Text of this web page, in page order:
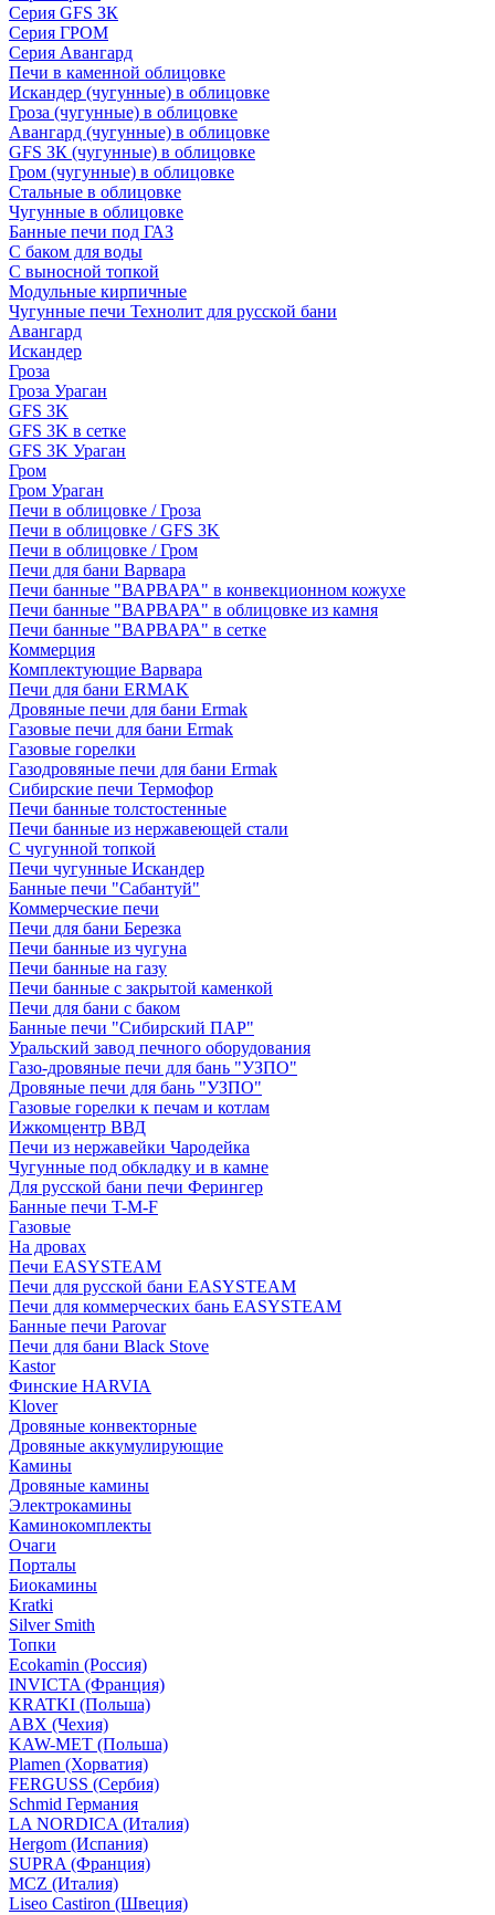
Серия GFS ЗК
Серия ГРОМ
Серия Авангард
Печи в каменной облицовке
Искандер (чугунные) в облицовке
Гроза (чугунные) в облицовке
Авангард (чугунные) в облицовке
GFS ЗК (чугунные) в облицовке
Гром (чугунные) в облицовке
Стальные в облицовке
Чугунные в облицовке
Банные печи под ГАЗ
С баком для воды
С выносной топкой
Модульные кирпичные
Чугунные печи Технолит для русской бани
Авангард
Искандер
Гроза
Гроза Ураган
GFS 3K
GFS 3K в сетке
GFS 3K Ураган
Гром
Гром Ураган
Печи в облицовке / Гроза
Печи в облицовке / GFS 3K
Печи в облицовке / Гром
Печи для бани Варвара
Печи банные "ВАРВАРА" в конвекционном кожухе
Печи банные "ВАРВАРА" в облицовке из камня
Печи банные "ВАРВАРА" в сетке
Коммерция
Комплектующие Варвара
Печи для бани ERMAK
Дровяные печи для бани Ermak
Газовые печи для бани Ermak
Газовые горелки
Газодровяные печи для бани Ermak
Сибирские печи Термофор
Печи банные толстостенные
Печи банные из нержавеющей стали
С чугунной топкой
Печи чугунные Искандер
Банные печи "Сабантуй"
Коммерческие печи
Печи для бани Березка
Печи банные из чугуна
Печи банные на газу
Печи банные с закрытой каменкой
Печи для бани с баком
Банные печи "Сибирский ПАР"
Уральский завод печного оборудования
Газо-дровяные печи для бань "УЗПО"
Дровяные печи для бань "УЗПО"
Газовые горелки к печам и котлам
Ижкомцентр ВВД
Печи из нержавейки Чародейка
Чугунные под обкладку и в камне
Для русской бани печи Ферингер
Банные печи T-M-F
Газовые
На дровах
Печи EASYSTEAM
Печи для русской бани EASYSTEAM
Печи для коммерческих бань EASYSTEAM
Банные печи Parovar
Печи для бани Black Stove
Kastor
Финские HARVIA
Klover
Дровяные конвекторные
Дровяные аккумулирующие
Камины
Дровяные камины
Электрокамины
Каминокомплекты
Очаги
Порталы
Биокамины
Kratki
Silver Smith
Топки
Ecokamin (Россия)
INVICTA (Франция)
KRATKI (Польша)
ABX (Чехия)
KAW-MET (Польша)
Plamen (Хорватия)
FERGUSS (Сербия)
Schmid Германия
LA NORDICA (Италия)
Hergom (Испания)
SUPRA (Франция)
MCZ (Италия)
Liseo Castiron (Швеция)